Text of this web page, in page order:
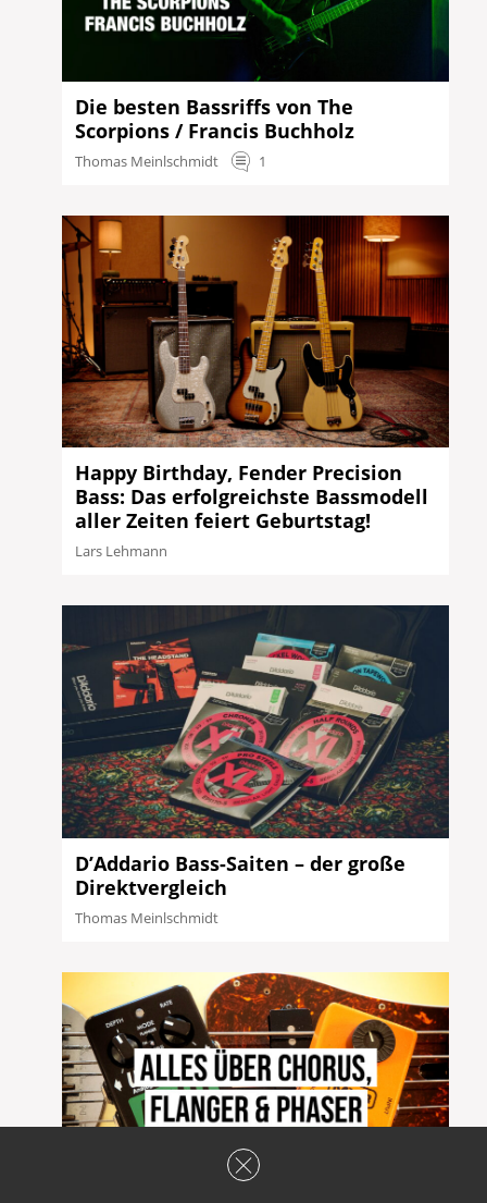
Die besten Bassriffs von The
Scorpions / Francis Buchholz
Thomas Meinlschmidt 1
Happy Birthday, Fender Precision
Bass: Das erfolgreichste Bassmodell
aller Zeiten feiert Geburtstag!
Lars Lehmann
D’Addario Bass-Saiten – der große
Direktvergleich
Thomas Meinlschmidt